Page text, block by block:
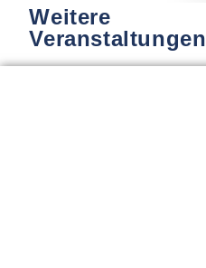
Weitere
Veranstaltungen